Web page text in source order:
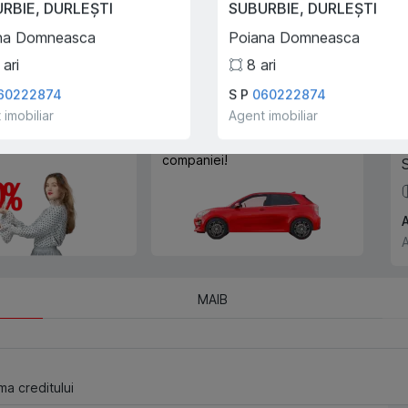
Cu ajutorului programului
cumpărați acest apartament în
companiei!
MAIB
creditului
, DURLEȘTI
Domneasca
ari
imobiliar
SUBURBIE, DURLEȘTI
Poiana Domneasca
8 ari
S P 060222874
Agent imobiliar